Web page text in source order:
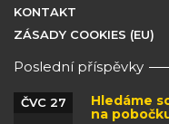
KONTAKT
ZÁSADY COOKIES (EU)
Poslední příspěvky
Hledáme
na
ČVC 27